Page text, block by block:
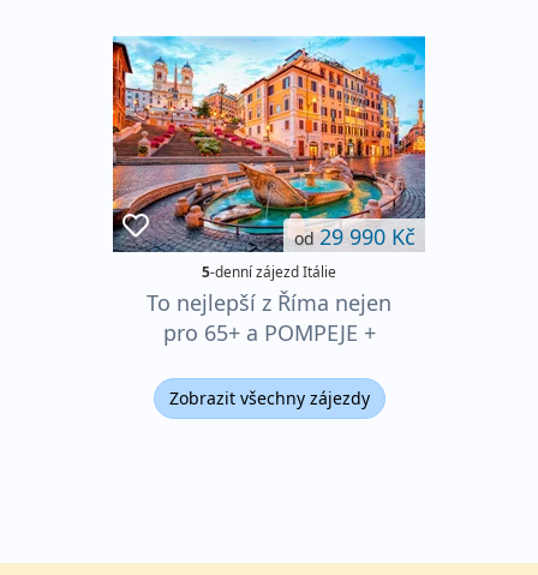
od29 990 Kč
5-denní zájezd Itálie
To nejlepší z Říma nejen
pro 65+ a POMPEJE +
Zobrazit všechny zájezdy